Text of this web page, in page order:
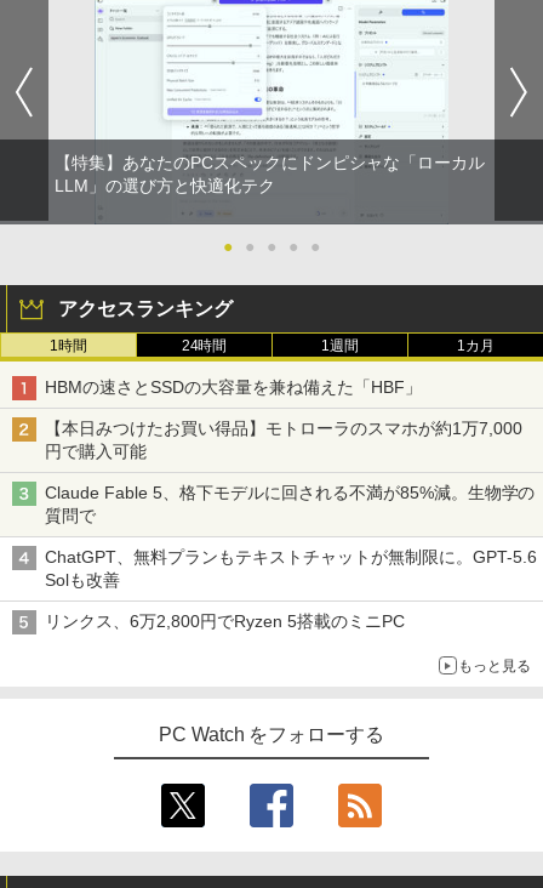
LED ライティングボード 手書き 看板 60
x80cm 結婚式 ウェルカムボード カフェ
店頭ディスプレイ マーカー付属 強化ガラ
ス 光る パネル看板 メニュー 案内板(1年
保証付)
￥6,500
2
【マラソンセール期間中ポイント5倍】中
古モニター 23.8インチ フルHD IPSパネ
playPort VGA スピーカー内蔵 ケーブル
付き 動作確認済み 30日保証 送料無料
￥7,980
3
液晶モニター PCディスプレイ 23.8 24イ
非光沢 ブルーライトカット HDMI VGA
スピーカー内蔵 ヘッドホン端子 VESA対
ス TERRA 2441W
モバイルモニター 15.6インチ InnoView
薄型 軽量 持ち運び 壁掛けに対応 Switc
h/PS3/PS4/PS5/Xbox One/PC/スマホ/U
SBType-C/標準HDMI対応【選べる種
類】タッチ/ケース付き/4Kタイプ
はじめての世界名作えほん あかいえほ
んのおうち（1～40巻） （0） [ 中脇 初
枝 ]
￥26,400
漫画 いしぶみ 原爆が落ちてくると
1） [ 広島テレビ放送編『いしぶみ』 ]
3 日本創世史
￥2,728
Fメディアワークス ]
￥1,980
【特集】あなたのPCスペックにドンピシャな「ローカル
LLM」の選び方と快適化テク
● ● ● ● ●
アクセスランキング
1時間 24時間 1週間 1カ月
HBMの速さとSSDの大容量を兼ね備えた「HBF」
【本日みつけたお買い得品】モトローラのスマホが約1万7,000
円で購入可能
Claude Fable 5、格下モデルに回される不満が85%減。生物学の
質問で
ChatGPT、無料プランもテキストチャットが無制限に。GPT-5.6
Solも改善
リンクス、6万2,800円でRyzen 5搭載のミニPC
もっと見る
PC Watch をフォローする